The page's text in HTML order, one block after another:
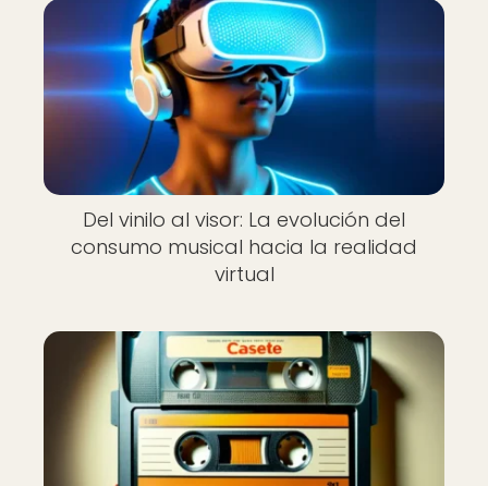
Del vinilo al visor: La evolución del
consumo musical hacia la realidad
virtual